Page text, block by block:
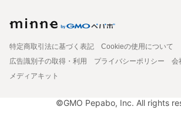
特定商取引法に基づく表記
Cookieの使用について
広告識別子の取得・利用
プライバシーポリシー 会
メディアキット
©GMO Pepabo, Inc. All rights